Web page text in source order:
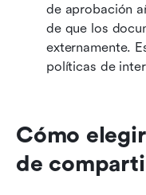
de aprobación
de que los
externamente.
políticas de
Cómo
de